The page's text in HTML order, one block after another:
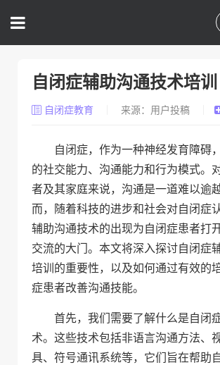
自闭症辅助沟通技术培训
自闭症教育 来源：用户投稿
自闭症，作为一种神经发育障碍
的社交能力、沟通能力和行为模式。
者及其家庭来说，沟通是一道难以逾
而，随着科技的进步和社会对自闭症
辅助沟通技术的出现为自闭症患者打
交流的大门。本文将深入探讨自闭症
培训的重要性，以及如何通过有效的
症患者改善沟通技能。
首先，我们需要了解什么是自闭
术。这些技术包括非语言沟通方法、
具、符号通讯系统等，它们旨在帮助